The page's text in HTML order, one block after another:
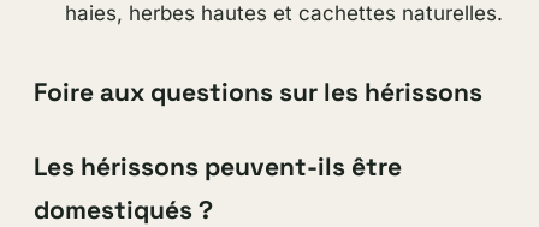
haies, herbes hautes et cachettes naturelles.
Foire aux questions sur les hérissons
Les hérissons peuvent-ils être
domestiqués ?